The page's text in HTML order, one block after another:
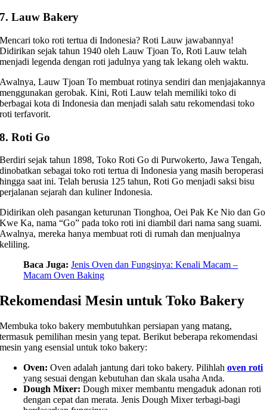
7. Lauw Bakery
Mencari toko roti tertua di Indonesia?Roti Lauw jawabannya!
Didirikan sejak tahun 1940 oleh Lauw Tjoan To, Roti Lauw telah
menjadi legenda dengan roti jadulnya yang tak lekang oleh waktu.
Awalnya, Lauw Tjoan To membuat rotinya sendiri dan menjajakannya
menggunakan gerobak. Kini, Roti Lauw telah memiliki toko di
berbagai kota di Indonesia dan menjadi salah saturekomendasi toko
roti terfavorit.
8. Roti Go
Berdiri sejak tahun 1898, Toko Roti Go di Purwokerto, Jawa Tengah,
dinobatkan sebagai toko roti tertua di Indonesia yang masih beroperasi
hingga saat ini. Telah berusia 125 tahun, Roti Go menjadi saksi bisu
perjalanan sejarah dan kuliner Indonesia.
Didirikan oleh pasangan keturunan Tionghoa, Oei Pak Ke Nio dan Go
Kwe Ka, nama “Go” pada toko roti ini diambil dari nama sang suami.
Awalnya, mereka hanya membuat roti di rumah dan menjualnya
keliling.
Baca Juga: Jenis Oven dan Fungsinya: Kenali Macam –
Macam Oven Baking
Rekomendasi Mesin untuk Toko Bakery
Membuka toko bakery membutuhkan persiapan yang matang,
termasuk pemilihan mesin yang tepat. Berikut beberapa rekomendasi
mesin yang esensial untuk toko bakery:
Oven:Oven adalah jantung dari toko bakery. Pilihlahoven roti
yang sesuai dengan kebutuhan dan skala usaha Anda.
Dough Mixer:Dough mixer membantu mengaduk adonan roti
dengan cepat dan merata. Jenis Dough Mixer terbagi-bagi